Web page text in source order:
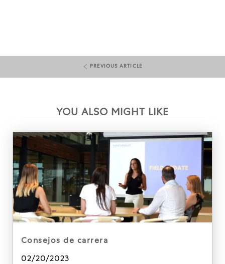
PREVIOUS ARTICLE
YOU ALSO MIGHT LIKE
category
consejos de carrera
Posted date
02/20/2023